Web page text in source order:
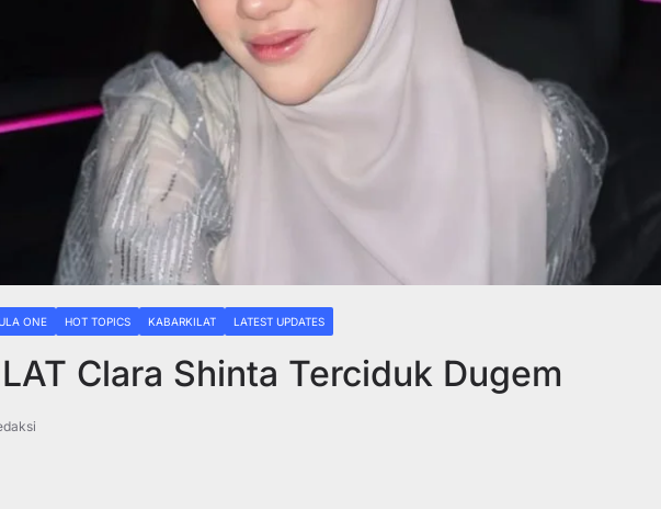
ONE HOT TOPICS KABARKILAT LATEST UPDATES
Clara Shinta Terciduk Dugem